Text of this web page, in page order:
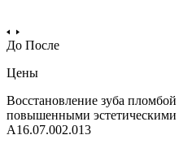
До После
Цены
Восстановление зуба
повышенными эстетическими
А16.07.002.013